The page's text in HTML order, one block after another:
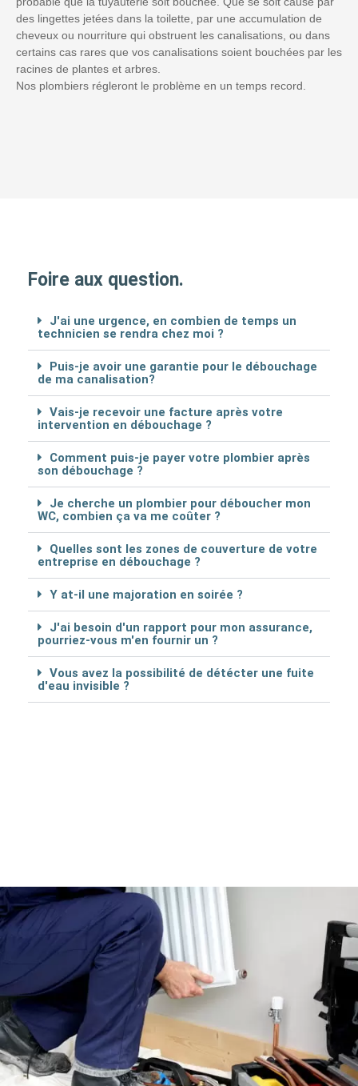
des lingettes jetées dans la toilette, par une accumulation de
cheveux ou nourriture qui obstruent les canalisations, ou dans
certains cas rares que vos canalisations soient bouchées par les
racines de plantes et arbres.
Nos plombiers régleront le problème en un temps record.
Foire aux question.
J'ai une urgence, en combien de temps un
technicien se rendra chez moi ?
Puis-je avoir une garantie pour le débouchage
de ma canalisation?
Vais-je recevoir une facture après votre
intervention en débouchage ?
Comment puis-je payer votre plombier après
son débouchage ?
Je cherche un plombier pour déboucher mon
WC, combien ça va me coûter ?
Quelles sont les zones de couverture de votre
entreprise en débouchage ?
Y at-il une majoration en soirée ?
J'ai besoin d'un rapport pour mon assurance,
pourriez-vous m'en fournir un ?
Vous avez la possibilité de détécter une fuite
d'eau invisible ?